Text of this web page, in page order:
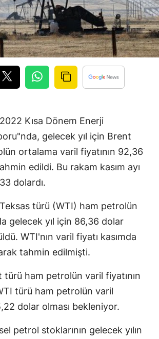
Çankırı
Çorum
Denizli
Diyarbakır
Elazığ
Erzincan
Erzurum
Gaziantep
Giresun
Gümüşhane
Hatay
Isparta
Mersin
2022 Kısa Dönem Enerji
gelecek yıl için Brent
ortalama varil fiyatının 92,36
edildi. Bu rakam kasım ayı
dolardı.
türü (WTI) ham petrolün
gelecek yıl için 86,36 dolar
WTI'nın varil fiyatı kasımda
tahmin edilmişti.
türü ham petrolün varil fiyatının
türü ham petrolün varil
dolar olması bekleniyor.
petrol stoklarının gelecek yılın